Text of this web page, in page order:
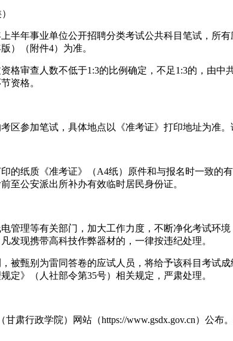
半年事业单位公开招聘分类考试公共科目笔试，所
）（附件4）为准。
格审查人数不低于1:3的比例确定，不足1:3的，由
资格。
区参加笔试，具体地点以《准考证》打印地址为准
的纸质《准考证》（A4纸）原件和与报名时一致
至公安派出所补办有效临时居民身份证。
管理等有关部门，加大工作力度，不断净化考试环
发现携带高科技作弊器材的，一律按违纪处理。
被甄别为雷同答卷的应试人员，将给予该科目考试
定》（人社部令第35号）相关规定，严肃处理。
肃行政学院）网站（https://www.gsdx.gov.cn）公